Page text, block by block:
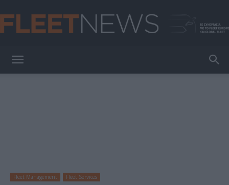
Fleet Management Fleet Services